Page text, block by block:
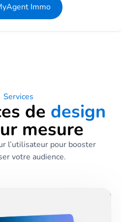
Immo
Services
de design
mesure
l’utilisateur pour booster
votre audience.